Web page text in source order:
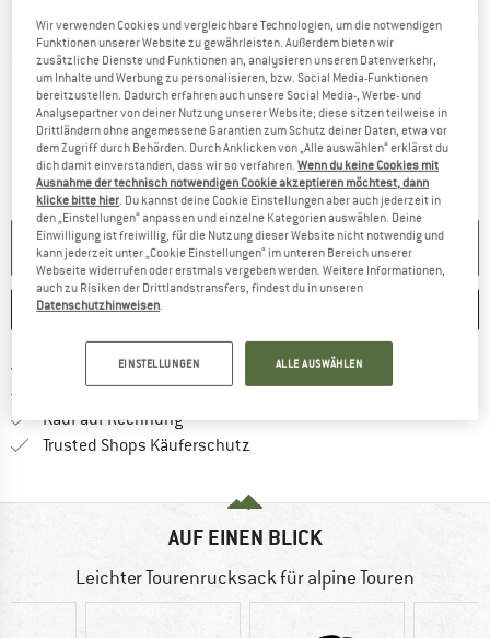
Detailansichten
NICHT MEHR LIEFERBAR
MERKEN
Portofrei ab 69 € (DE) Finde mehr Informationen zu den
100 Tage RückgaberechtGehe hier zu den Rückgabe-
Kauf auf RechnungFinde die Zahlungs-Infos hier! Öffnet
Trusted Shops Käuferschutz
AUF EINEN BLICK
Leichter Tourenrucksack für alpine Touren
Wir verwenden Cookies und vergleichbare Technologien, um die notwendigen
Funktionen unserer Website zu gewährleisten. Außerdem bieten wir
zusätzliche Dienste und Funktionen an, analysieren unseren Datenverkehr,
um Inhalte und Werbung zu personalisieren, bzw. Social Media-Funktionen
bereitzustellen. Dadurch erfahren auch unsere Social Media-, Werbe- und
Analysepartner von deiner Nutzung unserer Website; diese sitzen teilweise in
Drittländern ohne angemessene Garantien zum Schutz deiner Daten, etwa vor
dem Zugriff durch Behörden. Durch Anklicken von „Alle auswählen“ erklärst du
dich damit einverstanden, dass wir so verfahren.Wenn du keine Cookies mit
Ausnahme der technisch notwendigen Cookie akzeptieren möchtest, dann
klicke bitte hier. Du kannst deine Cookie Einstellungen aber auch jederzeit in
den „Einstellungen“ anpassen und einzelne Kategorien auswählen. Deine
Einwilligung ist freiwillig, für die Nutzung dieser Website nicht notwendig und
kann jederzeit unter „Cookie Einstellungen“ im unteren Bereich unserer
Webseite widerrufen oder erstmals vergeben werden. Weitere Informationen,
auch zu Risiken der Drittlandstransfers, findest du in unseren
Datenschutzhinweisen.
EINSTELLUNGEN ALLE AUSWÄHLEN